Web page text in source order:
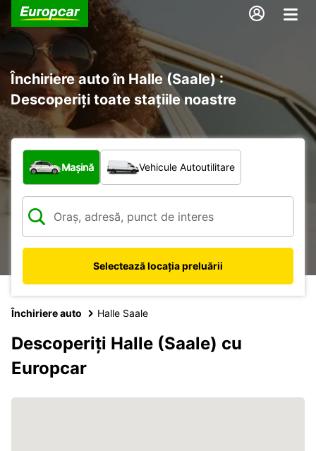
Închiriere auto în Halle (Saale) :
Descoperiți toate stațiile noastre
Ce tip de vehicul?
Mașină Vehicule Autoutilitare
Selectează locația preluării
Închiriere auto Halle Saale
Descoperiți Halle (Saale) cu
Europcar